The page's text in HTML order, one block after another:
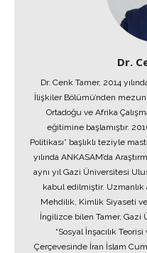
Dr.
Dr. Cenk Tamer, 2014
İlişkiler Bölümü’nden
Ortadoğu ve Afrika
eğitimine başlamıştır.
Politikası” başlıklı teziyle
yılında ANKASAM’da
aynı yıl Gazi Üniversitesi
kabul edilmiştir. Uzmanlık
Mehdilik, Kimlik Siyaseti
İngilizce bilen Tamer,
“Sosyal İnşacılık
Çerçevesinde İran İslam